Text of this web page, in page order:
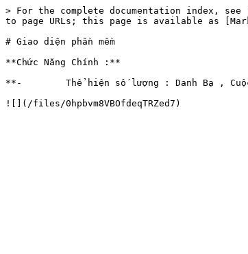
> For the complete documentation index,
to page URLs; this page is available as
# Giao diện phần mềm
**Chức Năng Chính :**
**-        Thể hiện số lượng : Danh Bạ ,